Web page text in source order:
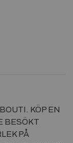
KÖP EN
BESÖKT
PÅ